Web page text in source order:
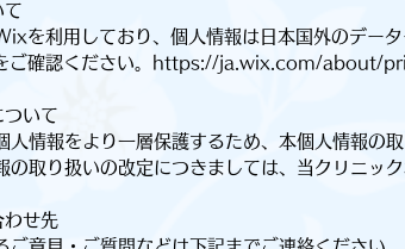
て
を利用しており、個人情報は日本国外のデー
ご確認ください。https://ja.wix.com/about/
いて
情報をより一層保護するため、本個人情報の
の取り扱いの改定につきましては、当クリニッ
わせ先